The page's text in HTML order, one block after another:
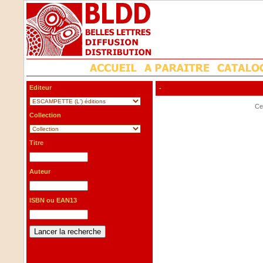
Editeur
Collection
Titre
Auteur
ISBN ou EAN13
-